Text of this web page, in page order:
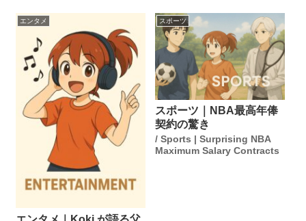
エンタメ スポーツ
スポーツ｜NBA最高年俸
契約の驚き
/ Sports | Surprising NBA
Maximum Salary Contracts